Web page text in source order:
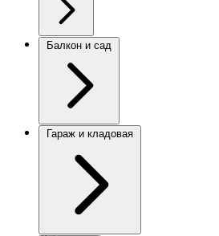
Балкон и сад
Гараж и кладовая